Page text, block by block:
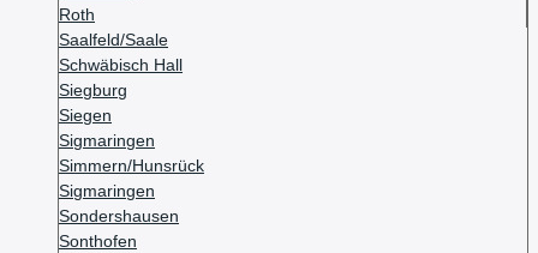
Roth
Saalfeld/Saale
Schwäbisch Hall
Siegburg
Siegen
Sigmaringen
Simmern/Hunsrück
Sigmaringen
Sondershausen
Sonthofen